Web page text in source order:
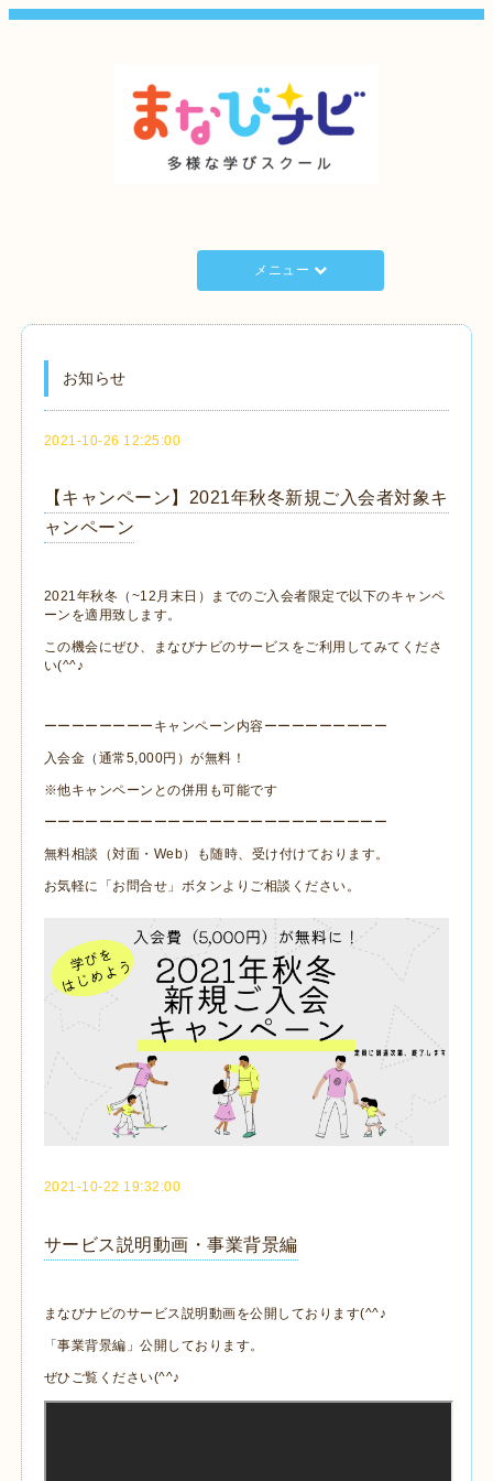
メニュー
お知らせ
2021-10-26 12:25:00
【キャンペーン】2021年秋冬新規ご入会者対象キ
ャンペーン
2021年秋冬（~12月末日）までのご入会者限定で以下のキャンペ
ーンを適用致します。
この機会にぜひ、まなびナビのサービスをご利用してみてくださ
い(^^♪
ーーーーーーーーキャンペーン内容ーーーーーーーーー
入会金（通常5,000円）が無料！
※他キャンペーンとの併用も可能です
ーーーーーーーーーーーーーーーーーーーーーーーーー
無料相談（対面・Web）も随時、受け付けております。
お気軽に「お問合せ」ボタンよりご相談ください。
2021-10-22 19:32:00
サービス説明動画・事業背景編
まなびナビのサービス説明動画を公開しております(^^♪
「事業背景編」公開しております。
ぜひご覧ください(^^♪